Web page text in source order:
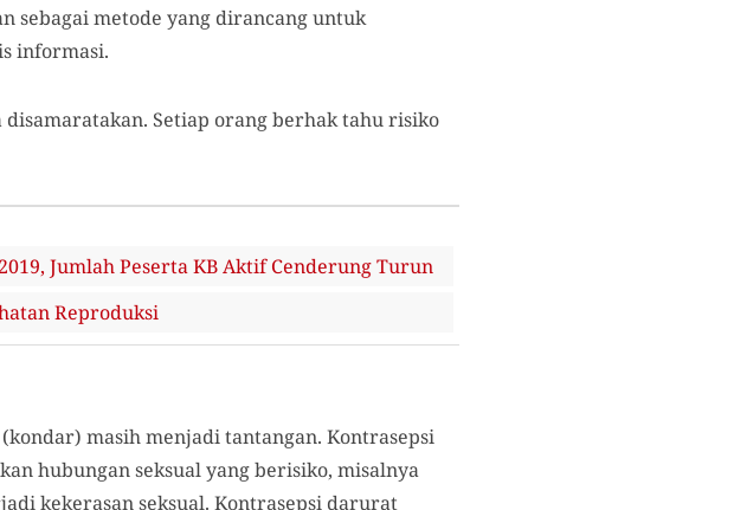
sebagai metode yang dirancang untuk
informasi.
Setiap orang berhak tahu risiko
Jumlah Peserta KB Aktif Cenderung Turun
Reproduksi
masih menjadi tantangan. Kontrasepsi
hubungan seksual yang berisiko, misalnya
kekerasan seksual. Kontrasepsi darurat